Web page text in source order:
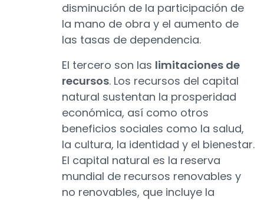
disminución de la participación de
la mano de obra y el aumento de
las tasas de dependencia.
El tercero son las limitaciones de
recursos. Los recursos del capital
natural sustentan la prosperidad
económica, así como otros
beneficios sociales como la salud,
la cultura, la identidad y el bienestar.
El capital natural es la reserva
mundial de recursos renovables y
no renovables, que incluye la